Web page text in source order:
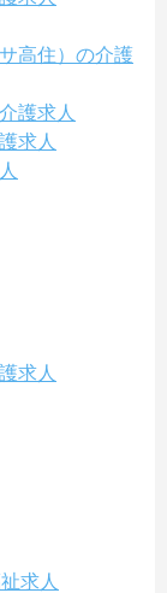
高住）の介護
護求人
求人
求人
求人